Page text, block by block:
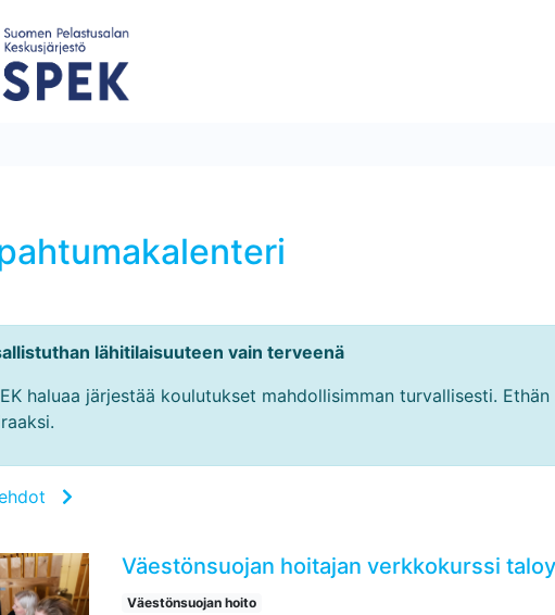
lähitilaisuuteen vain terveenä
haluaa järjestää koulutukset mahdollisimman turvallisesti.
Väestönsuojan hoitajan verkkokurssi
Väestönsuojan hoito